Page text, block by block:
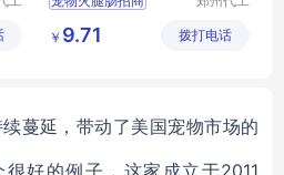
公
宠物零食批发
技有限公
￥ 9.71 拨打电话
蔓延，带动了美国宠物市场的
很好的例子，这家成立于2011